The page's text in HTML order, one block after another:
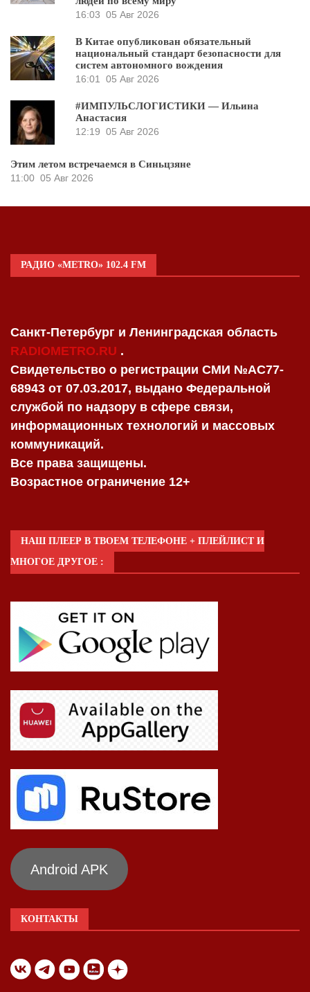
16:03 05 Авг 2026
В Китае опубликован обязательный
национальный стандарт безопасности для
систем автономного вождения
16:01
05 Авг 2026
#ИМПУЛЬСЛОГИСТИКИ — Ильина
Анастасия
12:19 05 Авг 2026
Этим летом встречаемся в Синьцзяне
11:00 05 Авг 2026
РАДИО «METRO» 102.4 FM
Санкт-Петербург и Ленинградская область
RADIOMETRO.RU .
Свидетельство о регистрации СМИ №AC77-
68943 от 07.03.2017, выдано Федеральной
службой по надзору в сфере связи,
информационных технологий и массовых
коммуникаций.
Все права защищены.
Возрастное ограничение 12+
НАШ ПЛЕЕР В ТВОЕМ ТЕЛЕФОНЕ + ПЛЕЙЛИСТ И
МНОГОЕ ДРУГОЕ :
Android APK
КОНТАКТЫ